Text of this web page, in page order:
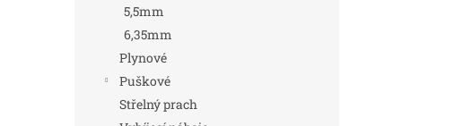
5,5mm
6,35mm
Plynové
Puškové
Střelný prach